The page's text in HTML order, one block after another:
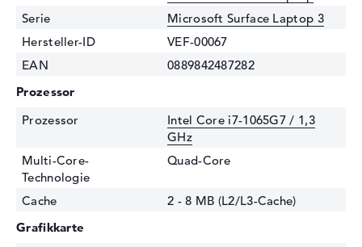
Serie
Microsoft Surface Laptop 3
Hersteller-ID
VEF-00067
EAN
0889842487282
Prozessor
Prozessor
Intel Core i7-1065G7 / 1,3
GHz
Multi-Core-
Technologie
Quad-Core
Cache
2 - 8 MB (L2/L3-Cache)
Grafikkarte